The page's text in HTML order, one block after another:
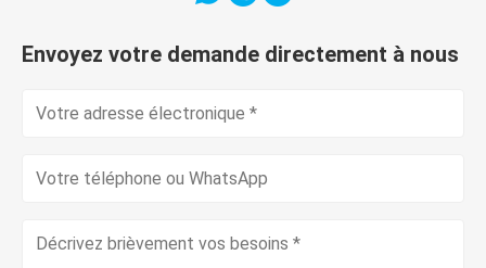
Envoyez votre demande directement à nous